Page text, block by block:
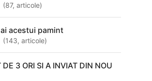
(87,articole)
acestui pamint
(143,articole)
3 ORI SI A INVIAT DIN NOU